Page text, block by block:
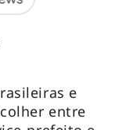
e
entre